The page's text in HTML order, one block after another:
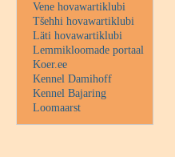
Vene hovawartiklubi
Tšehhi hovawartiklubi
Läti hovawartiklubi
Lemmikloomade portaal
Koer.ee
Kennel Damihoff
Kennel Bajaring
Loomaarst